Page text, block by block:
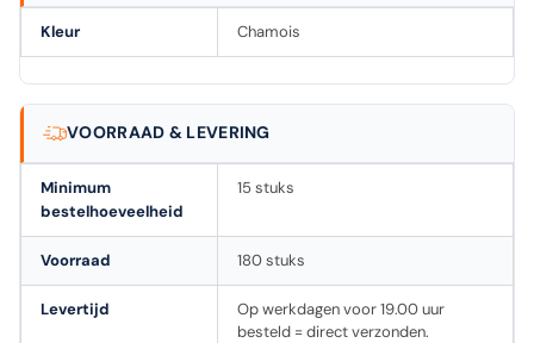
Kleur Chamois
VOORRAAD & LEVERING
Minimum
bestelhoeveelheid
15 stuks
Voorraad 180 stuks
Levertijd
Op werkdagen voor 19.00 uur
besteld = direct verzonden.